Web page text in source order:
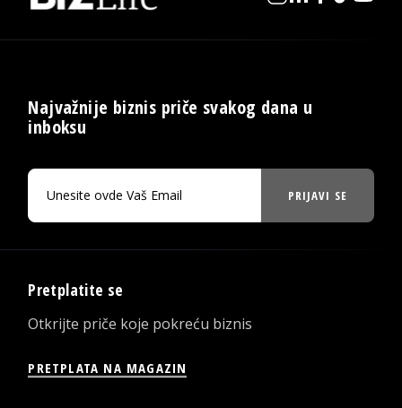
Najvažnije biznis priče svakog dana u
inboksu
PRIJAVI SE
Pretplatite se
Otkrijte priče koje pokreću biznis
PRETPLATA NA MAGAZIN